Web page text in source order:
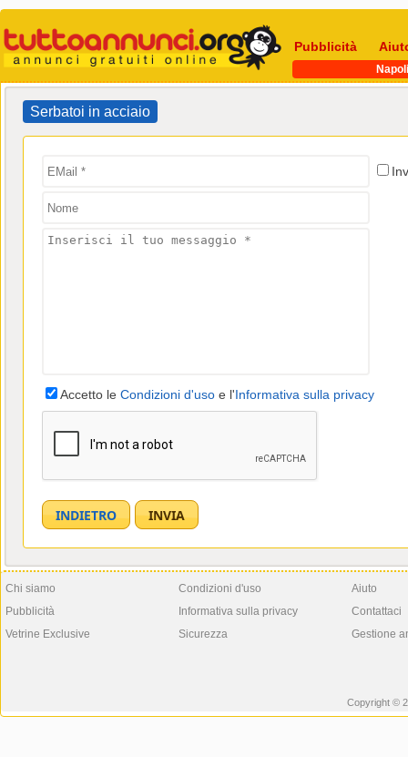
Pubblicità
Napoli
Serbatoi in acciaio
Accetto le Condizioni d'uso e l'Informativa sulla privacy
Chi siamo
Pubblicità
Vetrine Exclusive
Condizioni d'uso
Informativa sulla privacy
Sicurezza
Aiuto
Contattaci
Gestione
Copyright ©